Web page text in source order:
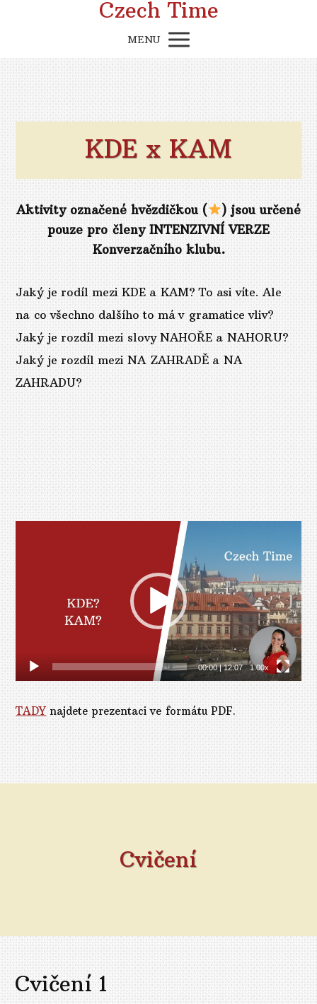
Czech Time
MENU
KDE x KAM
Aktivity označené hvězdičkou (
) jsou určené
pouze pro členy INTENZIVNÍ VERZE
Konverzačního klubu.
Jaký je rodíl mezi KDE a KAM? To asi víte. Ale
na co všechno dalšího to má v gramatice vliv?
Jaký je rozdíl mezi slovy NAHOŘE a NAHORU?
Jaký je rozdíl mezi NA ZAHRADĚ a NA
ZAHRADU?
00:00|12:07 1.00x
TADYnajdete prezentaci ve formátu PDF.
Cvičení
Cvičení 1